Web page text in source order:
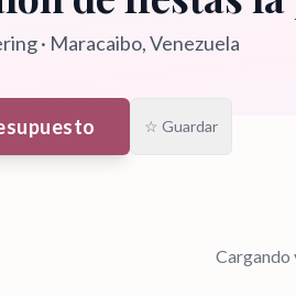
· Maracaibo, Venezuela
☆ Guardar
Cargando